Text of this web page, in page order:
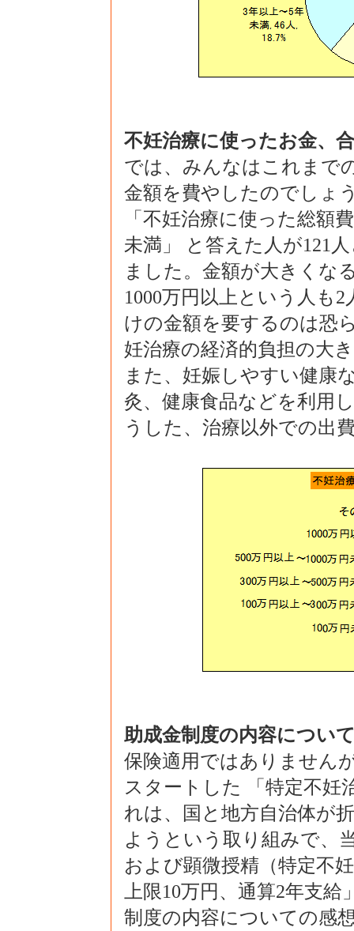
不妊治療に使ったお金、
では、みんなはこれまで
金額を費やしたのでしょ
「不妊治療に使った総額
未満」 と答えた人が121
ました。金額が大きくな
1000万円以上という人も
けの金額を要するのは恐
妊治療の経済的負担の大
また、妊娠しやすい健康
灸、健康食品などを利用
うした、治療以外での出
助成金制度の内容につい
保険適用ではありません
スタートした 「特定不妊
れは、国と地方自治体が
ようという取り組みで、
および顕微授精（特定不
上限10万円、通算2年支
制度の内容についての感